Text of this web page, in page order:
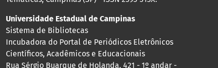
Universidade Estadual de Campinas
Sistema de Bibliotecas
Incubadora do Portal de Periódicos Eletrônicos
Científicos, Acadêmicos e Educacionais
Rua Sérgio Buarque de Holanda, 421 - 1º andar -